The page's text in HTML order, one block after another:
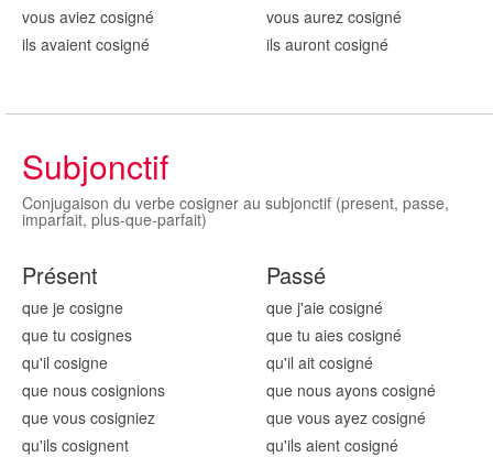
vous aviez cosigné
ils avaient cosigné
vous aurez cosigné
ils auront cosigné
Subjonctif
Conjugaison du verbe cosigner au subjonctif (present, passe,
imparfait, plus-que-parfait)
Présent
que je cosigne
que tu cosignes
qu'il cosigne
que nous cosignions
que vous cosigniez
qu'ils cosignent
Passé
que j'aie cosigné
que tu aies cosigné
qu'il ait cosigné
que nous ayons cosigné
que vous ayez cosigné
qu'ils aient cosigné